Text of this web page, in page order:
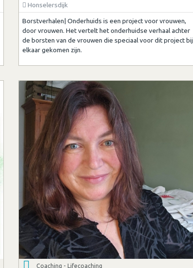
Honselersdijk
Borstverhalen| Onderhuids is een project voor vrouwen,
door vrouwen. Het vertelt het onderhuidse verhaal achter
de borsten van de vrouwen die speciaal voor dit project bij
elkaar gekomen zijn.
Coaching - Lifecoaching